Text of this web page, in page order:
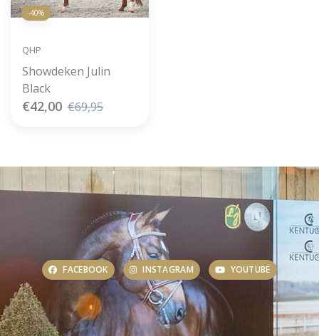
-40%
QHP
Showdeken Julin
Black
€42,00 €69,95
FACEBOOK INSTAGRAM YOUTUBE